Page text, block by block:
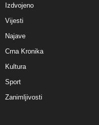
Izdvojeno
Vijesti
Najave
Crna Kronika
Kultura
Sport
Zanimljivosti